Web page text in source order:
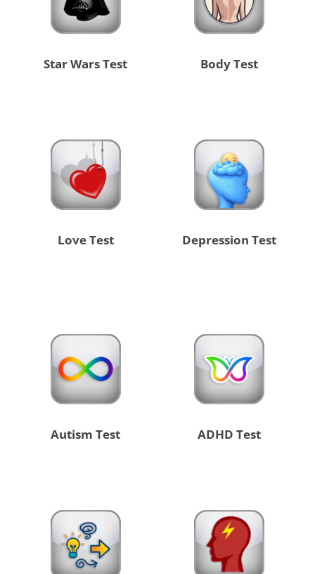
Star Wars Test Body Test
Love Test Depression Test
Autism Test ADHD Test